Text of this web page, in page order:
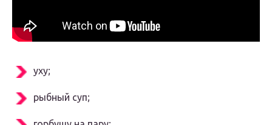
уху;
рыбный суп;